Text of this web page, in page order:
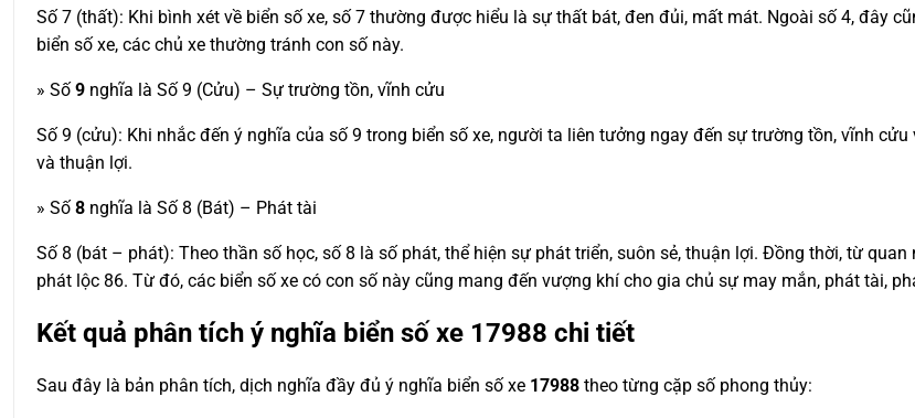
Số 7 (thất): Khi bình xét về biển số xe, số 7 thường được hiểu là sự thất bát, đen đủi, mất mát. Ngoài số 4, đây
biển số xe, các chủ xe thường tránh con số này.
» Số 9 nghĩa là Số 9 (Cửu) – Sự trường tồn, vĩnh cửu
Số 9 (cửu): Khi nhắc đến ý nghĩa của số 9 trong biển số xe, người ta liên tưởng ngay đến sự trường tồn, vĩnh
và thuận lợi.
» Số 8 nghĩa là Số 8 (Bát) – Phát tài
Số 8 (bát – phát): Theo thần số học, số 8 là số phát, thể hiện sự phát triển, suôn sẻ, thuận lợi. Đồng thời, từ
phát lộc 86. Từ đó, các biển số xe có con số này cũng mang đến vượng khí cho gia chủ sự may mắn, phát tài,
Kết quả phân tích ý nghĩa biển số xe 17988 chi tiết
Sau đây là bản phân tích, dịch nghĩa đầy đủ ý nghĩa biển số xe 17988 theo từng cặp số phong thủy: